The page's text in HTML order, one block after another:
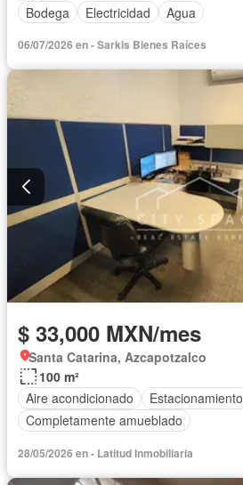
Bodega
Electricidad Agua
06/07/2026 en - Sarkis Bienes Raíces
$ 33,000 MXN/mes
Santa Catarina, Azcapotzalco
100 m²
Aire acondicionado
Estacionamiento
Completamente amueblado
28/05/2026 en - Latitud Inmobiliaria